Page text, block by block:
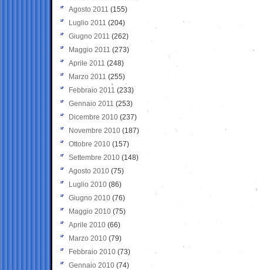
Agosto 2011 (155)
Luglio 2011 (204)
Giugno 2011 (262)
Maggio 2011 (273)
Aprile 2011 (248)
Marzo 2011 (255)
Febbraio 2011 (233)
Gennaio 2011 (253)
Dicembre 2010 (237)
Novembre 2010 (187)
Ottobre 2010 (157)
Settembre 2010 (148)
Agosto 2010 (75)
Luglio 2010 (86)
Giugno 2010 (76)
Maggio 2010 (75)
Aprile 2010 (66)
Marzo 2010 (79)
Febbraio 2010 (73)
Gennaio 2010 (74)